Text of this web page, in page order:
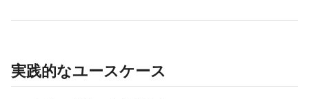
実践的なユースケース